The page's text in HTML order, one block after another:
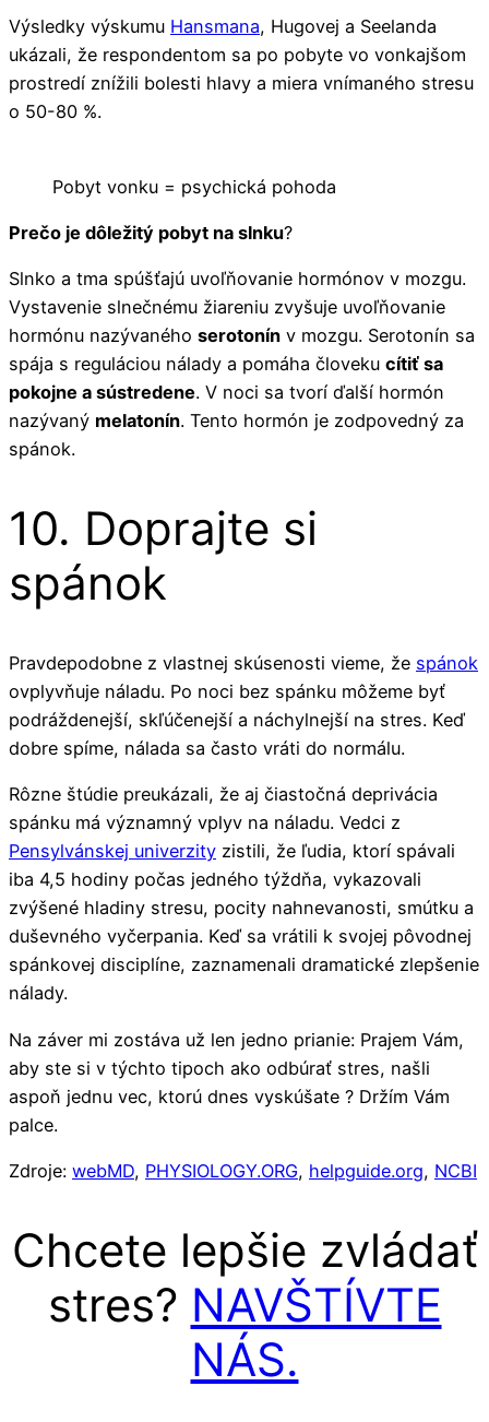
Výsledky výskumu Hansmana, Hugovej a Seelanda
ukázali, že respondentom sa po pobyte vo vonkajšom
prostredí znížili bolesti hlavy a miera vnímaného stresu
o 50-80 %.
Pobyt vonku = psychická pohoda
Prečo je dôležitý pobyt na slnku?
Slnko a tma spúšťajú uvoľňovanie hormónov v mozgu.
Vystavenie slnečnému žiareniu zvyšuje uvoľňovanie
hormónu nazývaného serotonín v mozgu. Serotonín sa
spája s reguláciou nálady a pomáha človeku cítiť sa
pokojne a sústredene. V noci sa tvorí ďalší hormón
nazývaný melatonín. Tento hormón je zodpovedný za
spánok.
10. Doprajte si
spánok
Pravdepodobne z vlastnej skúsenosti vieme, že spánok
ovplyvňuje náladu. Po noci bez spánku môžeme byť
podráždenejší, skľúčenejší a náchylnejší na stres. Keď
dobre spíme, nálada sa často vráti do normálu.
Rôzne štúdie preukázali, že aj čiastočná deprivácia
spánku má významný vplyv na náladu. Vedci z
Pensylvánskej univerzity zistili, že ľudia, ktorí spávali
iba 4,5 hodiny počas jedného týždňa, vykazovali
zvýšené hladiny stresu, pocity nahnevanosti, smútku a
duševného vyčerpania. Keď sa vrátili k svojej pôvodnej
spánkovej disciplíne, zaznamenali dramatické zlepšenie
nálady.
Na záver mi zostáva už len jedno prianie: Prajem Vám,
aby ste si v týchto tipoch ako odbúrať stres, našli
aspoň jednu vec, ktorú dnes vyskúšate ? Držím Vám
palce.
Zdroje: webMD, PHYSIOLOGY.ORG, helpguide.org, NCBI
Chcete lepšie zvládať
stres? NAVŠTÍVTE
NÁS.